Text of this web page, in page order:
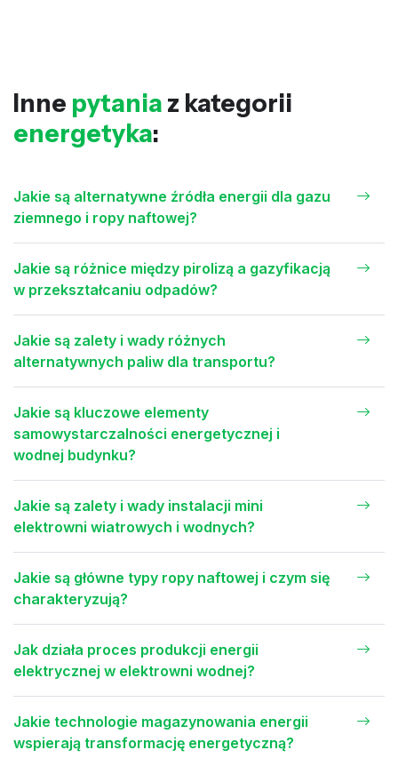
Inne pytania z kategorii
energetyka:
Jakie są alternatywne źródła energii dla gazu
ziemnego i ropy naftowej?
Jakie są różnice między pirolizą a gazyfikacją
w przekształcaniu odpadów?
Jakie są zalety i wady różnych
alternatywnych paliw dla transportu?
Jakie są kluczowe elementy
samowystarczalności energetycznej i
wodnej budynku?
Jakie są zalety i wady instalacji mini
elektrowni wiatrowych i wodnych?
Jakie są główne typy ropy naftowej i czym się
charakteryzują?
Jak działa proces produkcji energii
elektrycznej w elektrowni wodnej?
Jakie technologie magazynowania energii
wspierają transformację energetyczną?